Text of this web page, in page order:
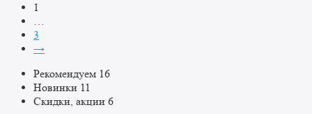
1
…
3
→
Рекомендуем 16
Новинки 11
Скидки, акции 6